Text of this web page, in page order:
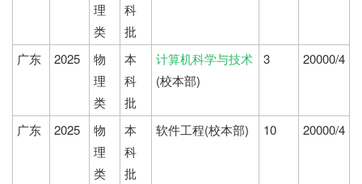
理
类
科
批
广东 2025
物
理
类
本
科
批
计算机科学与技术
(校本部)
3 20000/4
广东 2025
物
理
类
本
科
批
软件工程(校本部) 10 20000/4